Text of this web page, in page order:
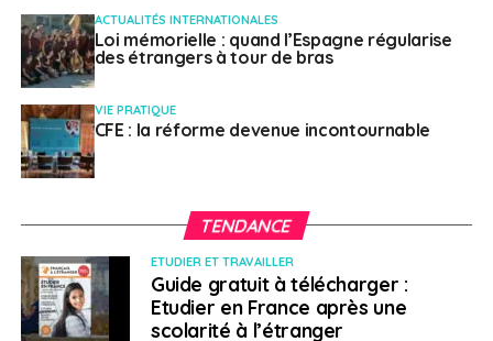
Dernier épisode en date avecl’arrestation d’une
avocate et chroniqueuse média par des policiers
cagoulés le 11 mai dernier. Sonia Dahmani était en direct
avec la chaîne France 24 lorsqu’elle a été appréhendée.
Alors que l’élection présidentielle est prévue en octobre
prochain, on dénombre plus de 60 personnes arrêtées
depuis un an et demi pour leur opposition au président
tunisien, en poste depuis octobre 2019.
Amériques
États-Unis
ACTUALITÉS INTERNATIONALES
Loi mémorielle : quand l’Espagne régularise
des étrangers à tour de bras
VIE PRATIQUE
CFE : la réforme devenue incontournable
TENDANCE
ETUDIER ET TRAVAILLER
Guide gratuit à télécharger :
Etudier en France après une
scolarité à l’étranger